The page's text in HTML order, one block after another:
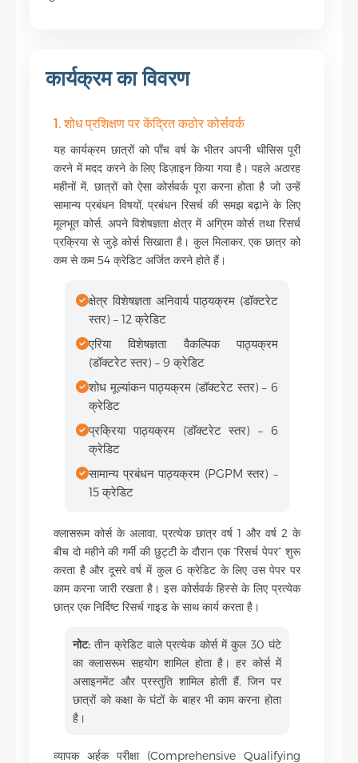
कार्यक्रम का विवरण
1. शोध प्रशिक्षण पर केंद्रित कठोर कोर्सवर्क
यह कार्यक्रम छात्रों को पाँच वर्ष के भीतर अपनी थीसिस पूरी
करने में मदद करने के लिए डिज़ाइन किया गया है। पहले अठारह
महीनों में, छात्रों को ऐसा कोर्सवर्क पूरा करना होता है जो उन्हें
सामान्य प्रबंधन विषयों, प्रबंधन रिसर्च की समझ बढ़ाने के लिए
मूलभूत कोर्स, अपने विशेषज्ञता क्षेत्र में अग्रिम कोर्स तथा रिसर्च
प्रक्रिया से जुड़े कोर्स सिखाता है। कुल मिलाकर, एक छात्र को
कम से कम 54 क्रेडिट अर्जित करने होते हैं।
क्षेत्र विशेषज्ञता अनिवार्य पाठ्यक्रम (डॉक्टरेट
स्तर) – 12 क्रेडिट
एरिया विशेषज्ञता वैकल्पिक पाठ्यक्रम
(डॉक्टरेट स्तर) – 9 क्रेडिट
शोध मूल्यांकन पाठ्यक्रम (डॉक्टरेट स्तर) – 6
क्रेडिट
प्रक्रिया पाठ्यक्रम (डॉक्टरेट स्तर) – 6
क्रेडिट
सामान्य प्रबंधन पाठ्यक्रम (PGPM स्तर) –
15 क्रेडिट
क्लासरूम कोर्स के अलावा, प्रत्येक छात्र वर्ष 1 और वर्ष 2 के
बीच दो महीने की गर्मी की छुट्टी के दौरान एक “रिसर्च पेपर” शुरू
करता है और दूसरे वर्ष में कुल 6 क्रेडिट के लिए उस पेपर पर
काम करना जारी रखता है। इस कोर्सवर्क हिस्से के लिए प्रत्येक
छात्र एक निर्दिष्ट रिसर्च गाइड के साथ कार्य करता है।
नोट: तीन क्रेडिट वाले प्रत्येक कोर्स में कुल 30 घंटे
का क्लासरूम सहयोग शामिल होता है। हर कोर्स में
असाइनमेंट और प्रस्तुति शामिल होती हैं, जिन पर
छात्रों को कक्षा के घंटों के बाहर भी काम करना होता
है।
व्यापक अर्हक परीक्षा (Comprehensive Qualifying